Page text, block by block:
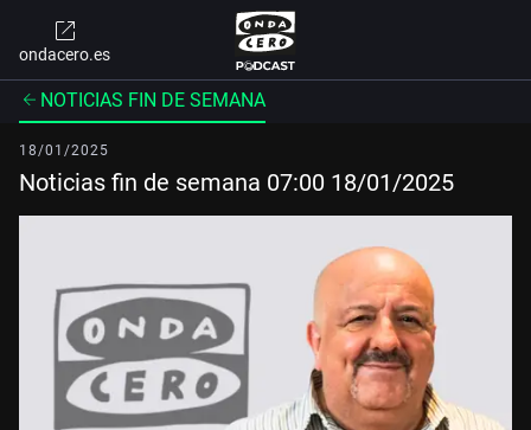
ondacero.es
NOTICIAS FIN DE SEMANA
18/01/2025
Noticias fin de semana 07:00 18/01/2025